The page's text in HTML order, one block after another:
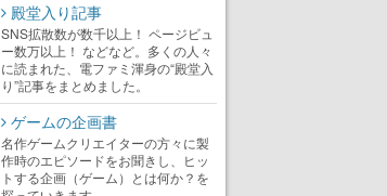
殿堂入り記事
SNS拡散数が数千以上！ ページビュ
ー数万以上！ などなど。多くの人々
に読まれた、電ファミ渾身の“殿堂入
り”記事をまとめました。
ゲームの企画書
名作ゲームクリエイターの方々に製
作時のエピソードをお聞きし、ヒッ
トする企画（ゲーム）とは何か？を